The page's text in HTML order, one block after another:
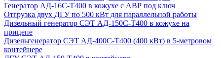
Генератор АД-16С-Т400 в кожухе с АВР под ключ
Отгрузка двух ДГУ по 500 кВт для параллельной работы
Дизельный генератор СЭТ АД-150С-Т400 в кожухе на
прицепе
Дизельгенератор СЭТ АД-400С-Т400 (400 кВт) в 5-метровом
контейнере